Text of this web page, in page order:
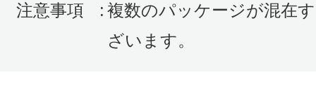
注意事項 : 複数のパッケージが混在
ざいます。